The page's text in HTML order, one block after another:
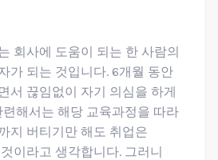
회사에 도움이 되는 한 사람의
가 되는 것입니다. 6개월 동안
서 끊임없이 자기 의심을 하게
해서는 해당 교육과정을 따라
지 버티기만 해도 취업은
이라고 생각합니다. 그러니